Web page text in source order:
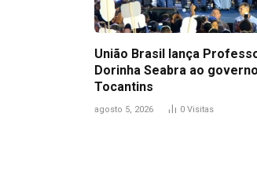
União Brasil lança
Dorinha Seabra ao
Tocantins
agosto 5, 2026 0 Visitas